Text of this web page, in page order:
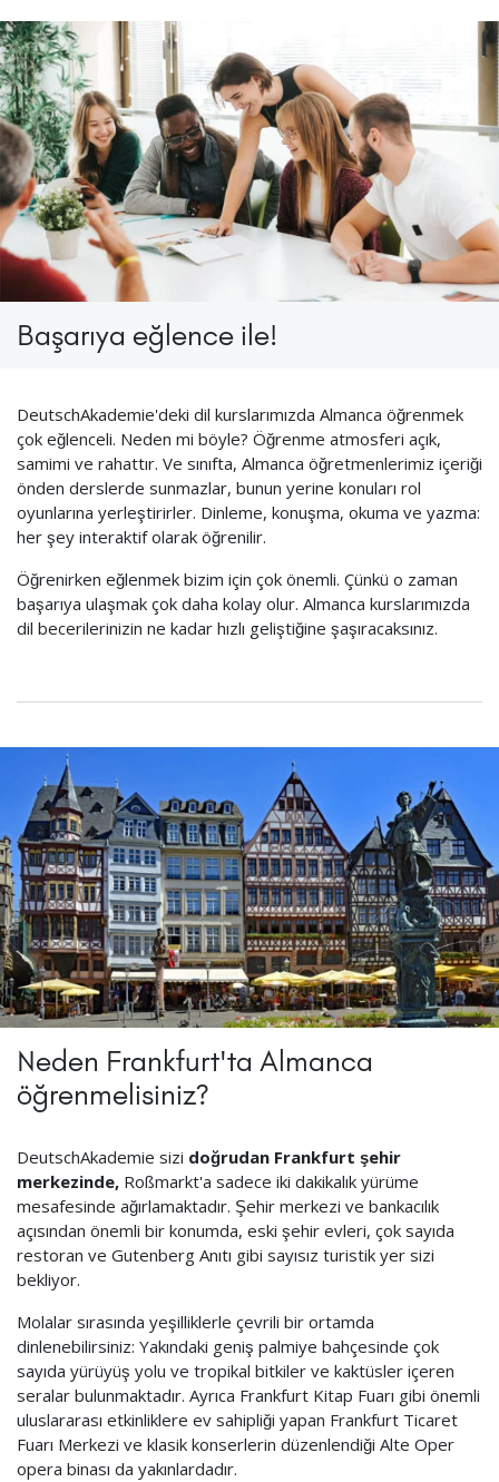
Başarıya eğlence ile!
DeutschAkademie'deki dil kurslarımızda Almanca öğrenmek
çok eğlenceli. Neden mi böyle? Öğrenme atmosferi açık,
samimi ve rahattır. Ve sınıfta, Almanca öğretmenlerimiz içeriği
önden derslerde sunmazlar, bunun yerine konuları rol
oyunlarına yerleştirirler. Dinleme, konuşma, okuma ve yazma:
her şey interaktif olarak öğrenilir.
Öğrenirken eğlenmek bizim için çok önemli. Çünkü o zaman
başarıya ulaşmak çok daha kolay olur. Almanca kurslarımızda
dil becerilerinizin ne kadar hızlı geliştiğine şaşıracaksınız.
Neden Frankfurt'ta Almanca
öğrenmelisiniz?
DeutschAkademie sizi doğrudan Frankfurt şehir
merkezinde, Roßmarkt'a sadece iki dakikalık yürüme
mesafesinde ağırlamaktadır. Şehir merkezi ve bankacılık
açısından önemli bir konumda, eski şehir evleri, çok sayıda
restoran ve Gutenberg Anıtı gibi sayısız turistik yer sizi
bekliyor.
Molalar sırasında yeşilliklerle çevrili bir ortamda
dinlenebilirsiniz: Yakındaki geniş palmiye bahçesinde çok
sayıda yürüyüş yolu ve tropikal bitkiler ve kaktüsler içeren
seralar bulunmaktadır. Ayrıca Frankfurt Kitap Fuarı gibi önemli
uluslararası etkinliklere ev sahipliği yapan Frankfurt Ticaret
Fuarı Merkezi ve klasik konserlerin düzenlendiği Alte Oper
opera binası da yakınlardadır.